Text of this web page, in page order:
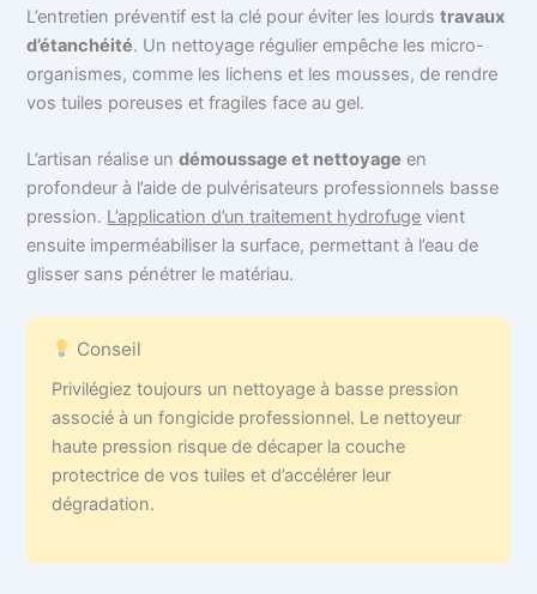
L’entretien préventif est la clé pour éviter les lourdstravaux
d’étanchéité. Un nettoyage régulier empêche les micro-
organismes, comme les lichens et les mousses, de rendre
vos tuiles poreuses et fragiles face au gel.
L’artisan réalise undémoussage et nettoyage en
profondeur à l’aide de pulvérisateurs professionnels basse
pression. L’application d’un traitement hydrofuge vient
ensuite imperméabiliser la surface, permettant à l’eau de
glisser sans pénétrer le matériau.
Conseil
Privilégiez toujours un nettoyage à basse pression
associé à un fongicide professionnel. Le nettoyeur
haute pression risque de décaper la couche
protectrice de vos tuiles et d’accélérer leur
dégradation.